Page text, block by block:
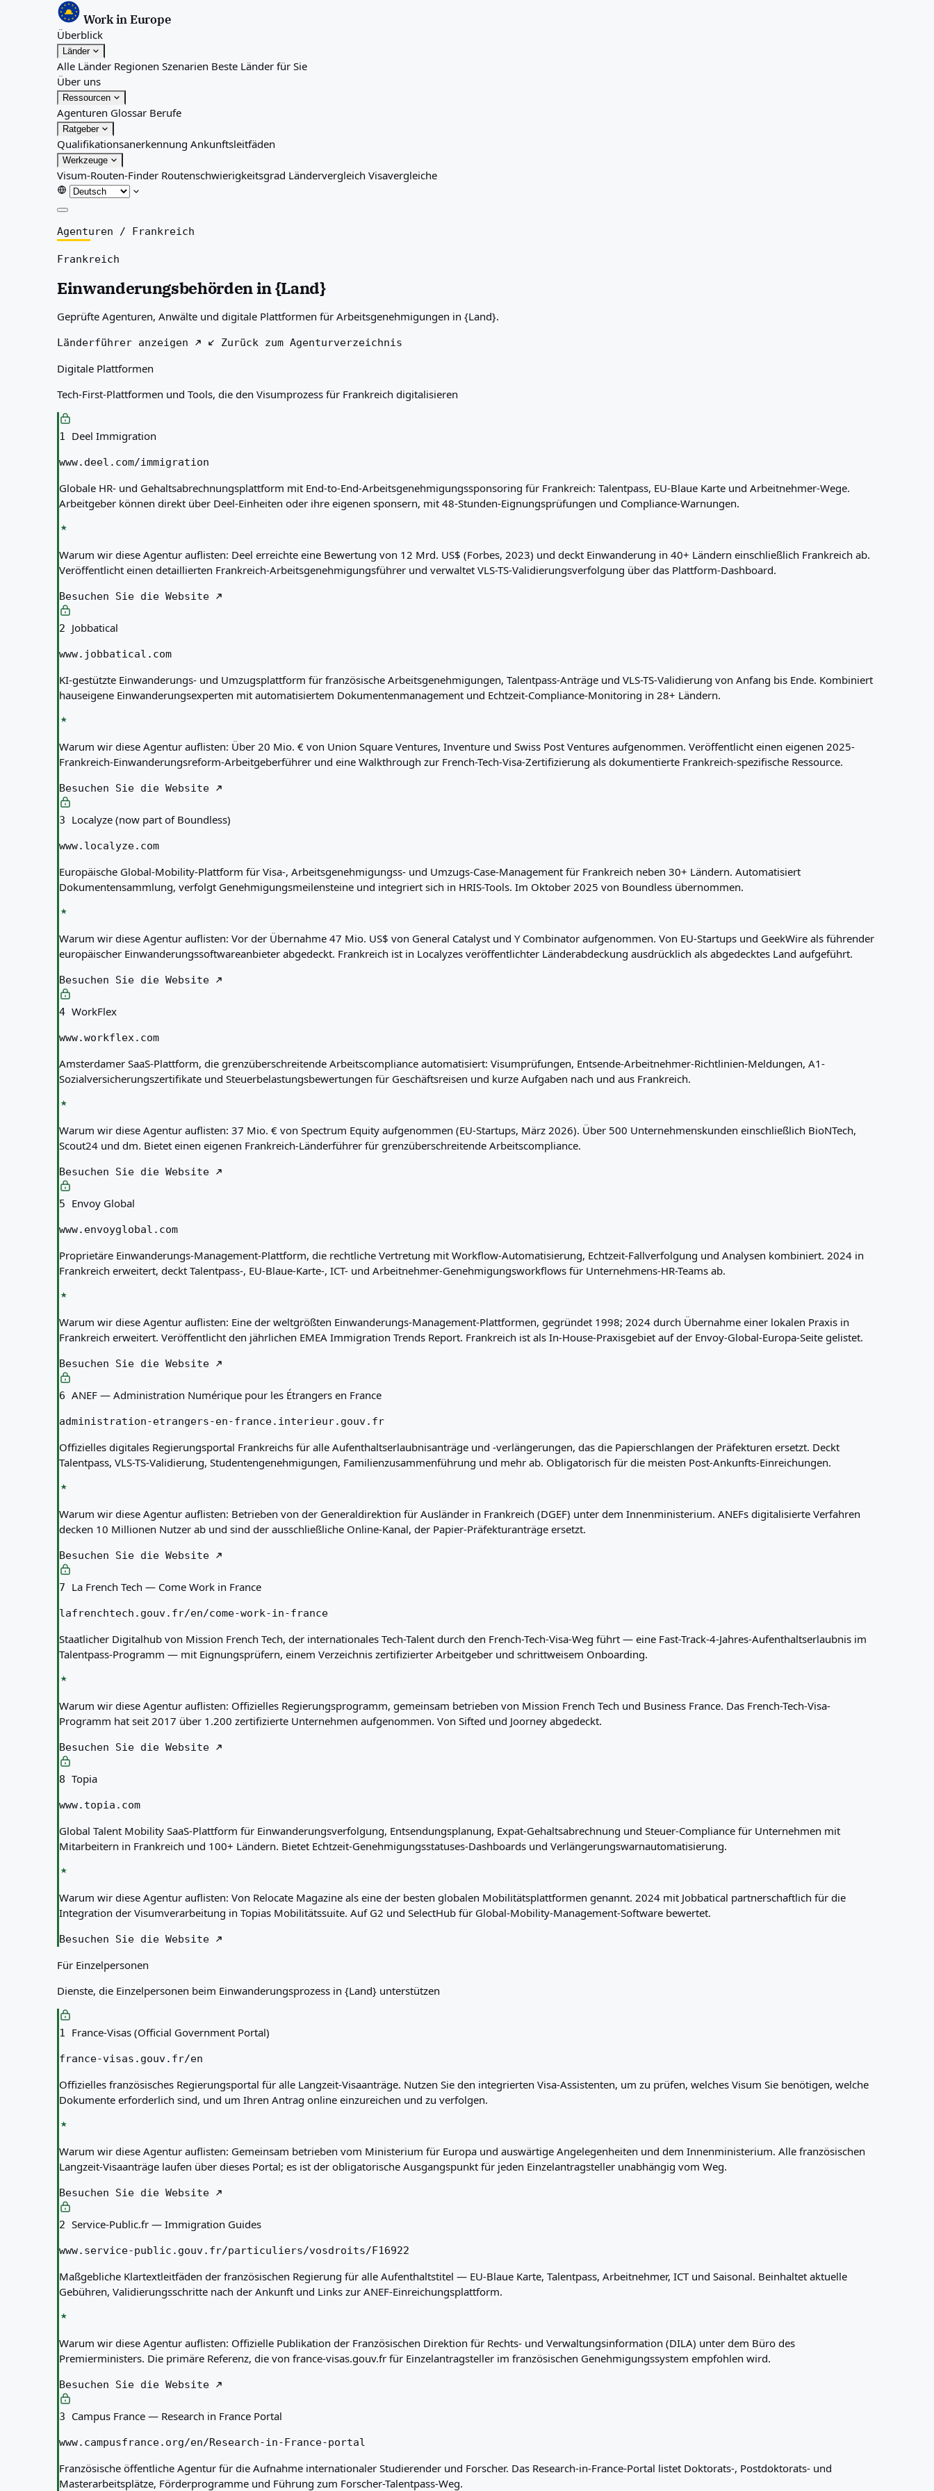
Work in Europe
Überblick
Länder
Alle Länder Regionen Szenarien Beste Länder für Sie
Über uns
Ressourcen
Agenturen Glossar Berufe
Ratgeber
Qualifikationsanerkennung Ankunftsleitfäden
Werkzeuge
Visum-Routen-Finder Routenschwierigkeitsgrad Ländervergleich Visavergleiche
Überblick
Alle Länder
Szenarien
Über uns
Ressourcen
Glossar
Ratgeber
Ankunftsleitfäden
Visum-Routen-Finder
Ländervergleich
Visavergleiche
Agenturen / Frankreich
Frankreich
Einwanderungsbehörden in {Land}
Geprüfte Agenturen, Anwälte und digitale Plattformen für Arbeitsgenehmigungen in {Land}.
Länderführer anzeigen Zurück zum Agenturverzeichnis
Digitale Plattformen
Tech-First-Plattformen und Tools, die den Visumprozess für Frankreich digitalisieren
1 Deel Immigration
www.deel.com/immigration
Globale HR- und Gehaltsabrechnungsplattform mit End-to-End-Arbeitsgenehmigungssponsoring für Frankreich: Talentpass, EU-Blaue Karte und Arbeitnehmer-Wege.
Arbeitgeber können direkt über Deel-Einheiten oder ihre eigenen sponsern, mit 48-Stunden-Eignungsprüfungen und Compliance-Warnungen.
Warum wir diese Agentur auflisten: Deel erreichte eine Bewertung von 12 Mrd. US$ (Forbes, 2023) und deckt Einwanderung in 40+ Ländern einschließlich Frankreich ab.
Veröffentlicht einen detaillierten Frankreich-Arbeitsgenehmigungsführer und verwaltet VLS-TS-Validierungsverfolgung über das Plattform-Dashboard.
Besuchen Sie die Website
2 Jobbatical
www.jobbatical.com
KI-gestützte Einwanderungs- und Umzugsplattform für französische Arbeitsgenehmigungen, Talentpass-Anträge und VLS-TS-Validierung von Anfang bis Ende. Kombiniert
hauseigene Einwanderungsexperten mit automatisiertem Dokumentenmanagement und Echtzeit-Compliance-Monitoring in 28+ Ländern.
Warum wir diese Agentur auflisten: Über 20 Mio. € von Union Square Ventures, Inventure und Swiss Post Ventures aufgenommen. Veröffentlicht einen eigenen 2025-
Frankreich-Einwanderungsreform-Arbeitgeberführer und eine Walkthrough zur French-Tech-Visa-Zertifizierung als dokumentierte Frankreich-spezifische Ressource.
Besuchen Sie die Website
3 Localyze (now part of Boundless)
www.localyze.com
Europäische Global-Mobility-Plattform für Visa-, Arbeitsgenehmigungss- und Umzugs-Case-Management für Frankreich neben 30+ Ländern. Automatisiert
Dokumentensammlung, verfolgt Genehmigungsmeilensteine und integriert sich in HRIS-Tools. Im Oktober 2025 von Boundless übernommen.
Warum wir diese Agentur auflisten: Vor der Übernahme 47 Mio. US$ von General Catalyst und Y Combinator aufgenommen. Von EU-Startups und GeekWire als führender
europäischer Einwanderungssoftwareanbieter abgedeckt. Frankreich ist in Localyzes veröffentlichter Länderabdeckung ausdrücklich als abgedecktes Land aufgeführt.
Besuchen Sie die Website
4 WorkFlex
www.workflex.com
Amsterdamer SaaS-Plattform, die grenzüberschreitende Arbeitscompliance automatisiert: Visumprüfungen, Entsende-Arbeitnehmer-Richtlinien-Meldungen, A1-
Sozialversicherungszertifikate und Steuerbelastungsbewertungen für Geschäftsreisen und kurze Aufgaben nach und aus Frankreich.
Warum wir diese Agentur auflisten: 37 Mio. € von Spectrum Equity aufgenommen (EU-Startups, März 2026). Über 500 Unternehmenskunden einschließlich BioNTech,
Scout24 und dm. Bietet einen eigenen Frankreich-Länderführer für grenzüberschreitende Arbeitscompliance.
Besuchen Sie die Website
5 Envoy Global
www.envoyglobal.com
Proprietäre Einwanderungs-Management-Plattform, die rechtliche Vertretung mit Workflow-Automatisierung, Echtzeit-Fallverfolgung und Analysen kombiniert. 2024 in
Frankreich erweitert, deckt Talentpass-, EU-Blaue-Karte-, ICT- und Arbeitnehmer-Genehmigungsworkflows für Unternehmens-HR-Teams ab.
Warum wir diese Agentur auflisten: Eine der weltgrößten Einwanderungs-Management-Plattformen, gegründet 1998; 2024 durch Übernahme einer lokalen Praxis in
Frankreich erweitert. Veröffentlicht den jährlichen EMEA Immigration Trends Report. Frankreich ist als In-House-Praxisgebiet auf der Envoy-Global-Europa-Seite gelistet.
Besuchen Sie die Website
6 ANEF — Administration Numérique pour les Étrangers en France
administration-etrangers-en-france.interieur.gouv.fr
Offizielles digitales Regierungsportal Frankreichs für alle Aufenthaltserlaubnisanträge und -verlängerungen, das die Papierschlangen der Präfekturen ersetzt. Deckt
Talentpass, VLS-TS-Validierung, Studentengenehmigungen, Familienzusammenführung und mehr ab. Obligatorisch für die meisten Post-Ankunfts-Einreichungen.
Warum wir diese Agentur auflisten: Betrieben von der Generaldirektion für Ausländer in Frankreich (DGEF) unter dem Innenministerium. ANEFs digitalisierte Verfahren
decken 10 Millionen Nutzer ab und sind der ausschließliche Online-Kanal, der Papier-Präfekturanträge ersetzt.
Besuchen Sie die Website
7 La French Tech — Come Work in France
lafrenchtech.gouv.fr/en/come-work-in-france
Staatlicher Digitalhub von Mission French Tech, der internationales Tech-Talent durch den French-Tech-Visa-Weg führt — eine Fast-Track-4-Jahres-Aufenthaltserlaubnis im
Talentpass-Programm — mit Eignungsprüfern, einem Verzeichnis zertifizierter Arbeitgeber und schrittweisem Onboarding.
Warum wir diese Agentur auflisten: Offizielles Regierungsprogramm, gemeinsam betrieben von Mission French Tech und Business France. Das French-Tech-Visa-
Programm hat seit 2017 über 1.200 zertifizierte Unternehmen aufgenommen. Von Sifted und Joorney abgedeckt.
Besuchen Sie die Website
8 Topia
www.topia.com
Global Talent Mobility SaaS-Plattform für Einwanderungsverfolgung, Entsendungsplanung, Expat-Gehaltsabrechnung und Steuer-Compliance für Unternehmen mit
Mitarbeitern in Frankreich und 100+ Ländern. Bietet Echtzeit-Genehmigungsstatuses-Dashboards und Verlängerungswarnautomatisierung.
Warum wir diese Agentur auflisten: Von Relocate Magazine als eine der besten globalen Mobilitätsplattformen genannt. 2024 mit Jobbatical partnerschaftlich für die
Integration der Visumverarbeitung in Topias Mobilitätssuite. Auf G2 und SelectHub für Global-Mobility-Management-Software bewertet.
Besuchen Sie die Website
Für Einzelpersonen
Dienste, die Einzelpersonen beim Einwanderungsprozess in {Land} unterstützen
1 France-Visas (Official Government Portal)
france-visas.gouv.fr/en
Offizielles französisches Regierungsportal für alle Langzeit-Visaanträge. Nutzen Sie den integrierten Visa-Assistenten, um zu prüfen, welches Visum Sie benötigen, welche
Dokumente erforderlich sind, und um Ihren Antrag online einzureichen und zu verfolgen.
Warum wir diese Agentur auflisten: Gemeinsam betrieben vom Ministerium für Europa und auswärtige Angelegenheiten und dem Innenministerium. Alle französischen
Langzeit-Visaanträge laufen über dieses Portal; es ist der obligatorische Ausgangspunkt für jeden Einzelantragsteller unabhängig vom Weg.
Besuchen Sie die Website
2 Service-Public.fr — Immigration Guides
www.service-public.gouv.fr/particuliers/vosdroits/F16922
Maßgebliche Klartextleitfäden der französischen Regierung für alle Aufenthaltstitel — EU-Blaue Karte, Talentpass, Arbeitnehmer, ICT und Saisonal. Beinhaltet aktuelle
Gebühren, Validierungsschritte nach der Ankunft und Links zur ANEF-Einreichungsplattform.
Warum wir diese Agentur auflisten: Offizielle Publikation der Französischen Direktion für Rechts- und Verwaltungsinformation (DILA) unter dem Büro des
Premierministers. Die primäre Referenz, die von france-visas.gouv.fr für Einzelantragsteller im französischen Genehmigungssystem empfohlen wird.
Besuchen Sie die Website
3 Campus France — Research in France Portal
www.campusfrance.org/en/Research-in-France-portal
Französische öffentliche Agentur für die Aufnahme internationaler Studierender und Forscher. Das Research-in-France-Portal listet Doktorats-, Postdoktorats- und
Masterarbeitsplätze, Förderprogramme und Führung zum Forscher-Talentpass-Weg.